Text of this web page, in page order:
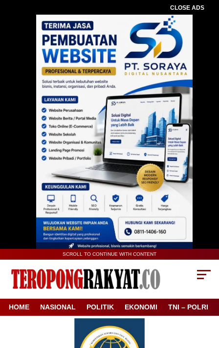
CLOSE ADS
SCROLL TO CONTINUE WITH CONTENT
HOME NASIONAL POLITIK EKONOMI TNI – POLRI